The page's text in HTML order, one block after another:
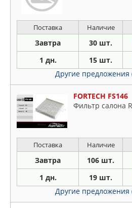
Поставка Наличие
Завтра 30 шт.
1 дн. 15 шт.
Другие предложения
FORTECH FS146
Фильтр салона
Поставка Наличие
Завтра 106 шт.
1 дн. 19 шт.
Другие предложения